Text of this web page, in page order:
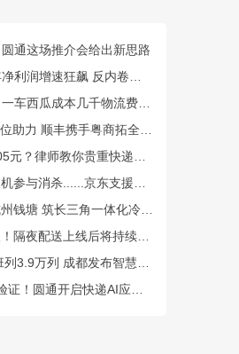
通这场推介会给出新思路
增速狂飙 反内卷效果显现
瓜成本几千物流费上万谁来解？
力 顺丰携手粤商拓全球市场
师教你贵重快递丢失如何维权
杀......京东支援广西灾后重建
筑长三角一体化冷链中枢基地
送上线后将持续挤压快递巨头
列 成都发布智慧物流“双清单”
通开启快递AI应用规模化落地